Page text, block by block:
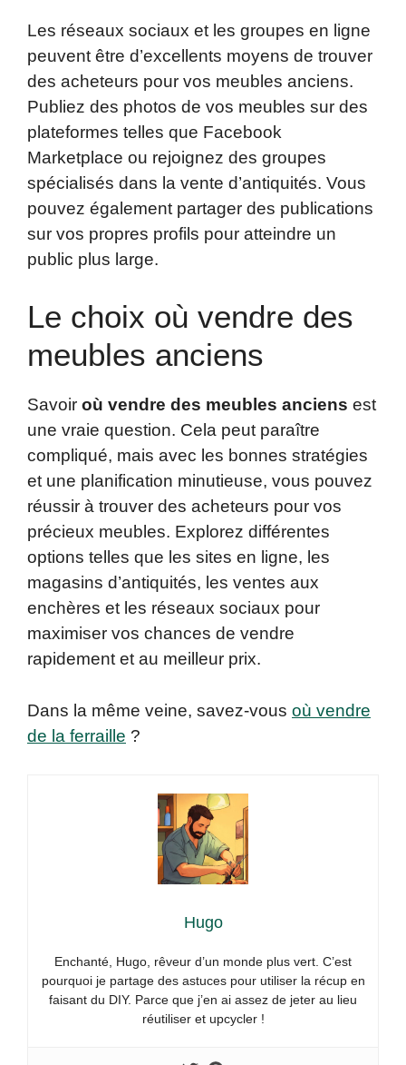
Les réseaux sociaux et les groupes en ligne
peuvent être d’excellents moyens de trouver
des acheteurs pour vos meubles anciens.
Publiez des photos de vos meubles sur des
plateformes telles que Facebook
Marketplace ou rejoignez des groupes
spécialisés dans la vente d’antiquités. Vous
pouvez également partager des publications
sur vos propres profils pour atteindre un
public plus large.
Le choix où vendre des
meubles anciens
Savoir où vendre des meubles anciens est
une vraie question. Cela peut paraître
compliqué, mais avec les bonnes stratégies
et une planification minutieuse, vous pouvez
réussir à trouver des acheteurs pour vos
précieux meubles. Explorez différentes
options telles que les sites en ligne, les
magasins d’antiquités, les ventes aux
enchères et les réseaux sociaux pour
maximiser vos chances de vendre
rapidement et au meilleur prix.
Dans la même veine, savez-vous où vendre
de la ferraille ?
Hugo
Enchanté, Hugo, rêveur d’un monde plus vert. C’est
pourquoi je partage des astuces pour utiliser la récup en
faisant du DIY. Parce que j’en ai assez de jeter au lieu
réutiliser et upcycler !